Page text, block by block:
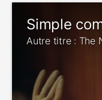
Simple
Autre titre : The